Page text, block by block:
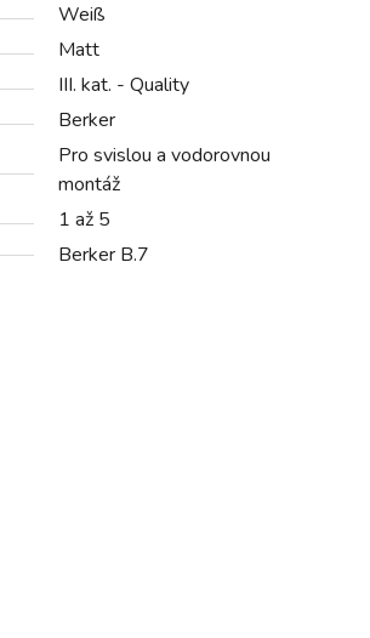
Weiß
Matt
III. kat. - Quality
Berker
Pro svislou a vodorovnou
montáž
1 až 5
Berker B.7